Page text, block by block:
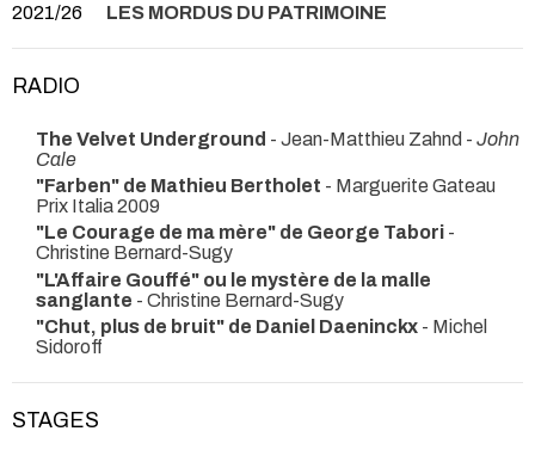
2021/26 LES MORDUS DU PATRIMOINE
RADIO
The Velvet Underground - Jean-Matthieu Zahnd - John
Cale
"Farben" de Mathieu Bertholet - Marguerite Gateau
Prix Italia 2009
"Le Courage de ma mère" de George Tabori -
Christine Bernard-Sugy
"L'Affaire Gouffé" ou le mystère de la malle
sanglante - Christine Bernard-Sugy
"Chut, plus de bruit" de Daniel Daeninckx - Michel
Sidoroff
STAGES